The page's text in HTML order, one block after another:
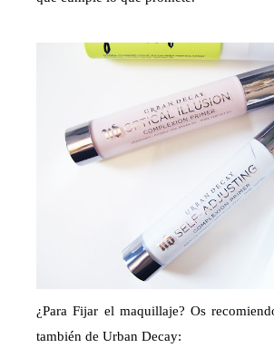
¿Para Fijar el maquillaje? Os
también de Urban Decay: